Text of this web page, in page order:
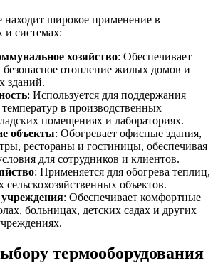
находит широкое применение в
и системах:
хозяйство: Обеспечивает
отопление жилых домов и
зданий.
: Используется для поддержания
в производственных
помещениях и лабораториях.
объекты: Обогревает офисные здания,
рестораны и гостиницы, обеспечивая
для сотрудников и клиентов.
: Применяется для обогрева теплиц,
объектов.
: Обеспечивает комфортные
больницах, детских садах и других
термооборудования